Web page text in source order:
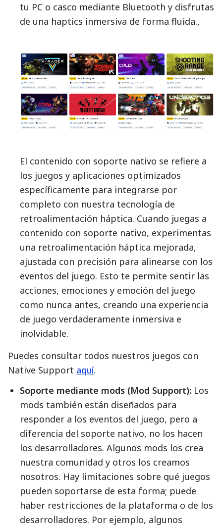
tu PC o casco mediante Bluetooth y disfrutas
de una haptics inmersiva de forma fluida.,
El contenido con soporte nativo se refiere a
los juegos y aplicaciones optimizados
específicamente para integrarse por
completo con nuestra tecnología de
retroalimentación háptica. Cuando juegas a
contenido con soporte nativo, experimentas
una retroalimentación háptica mejorada,
ajustada con precisión para alinearse con los
eventos del juego. Esto te permite sentir las
acciones, emociones y emoción del juego
como nunca antes, creando una experiencia
de juego verdaderamente inmersiva e
inolvidable.
Puedes consultar todos nuestros juegos con
Native Support aquí.
Soporte mediante mods (Mod Support): Los
mods también están diseñados para
responder a los eventos del juego, pero a
diferencia del soporte nativo, no los hacen
los desarrolladores. Algunos mods los crea
nuestra comunidad y otros los creamos
nosotros. Hay limitaciones sobre qué juegos
pueden soportarse de esta forma; puede
haber restricciones de la plataforma o de los
desarrolladores. Por ejemplo, algunos